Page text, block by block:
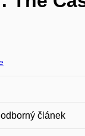
článek